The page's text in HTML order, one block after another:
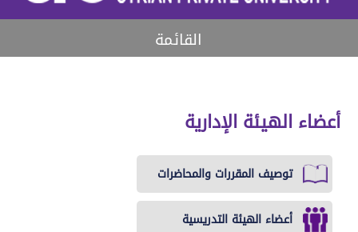
القائمة
أعضاء الهيئة الإدارية
توصيف المقررات والمحاضرات
أعضاء الهيئة التدريسية